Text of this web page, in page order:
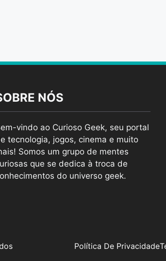
NÓS
vindo ao Curioso Geek, seu portal
tecnologia, jogos, cinema e muito
Somos um grupo de mentes
que se dedica à troca de
do universo geek.
Política De Privacidade